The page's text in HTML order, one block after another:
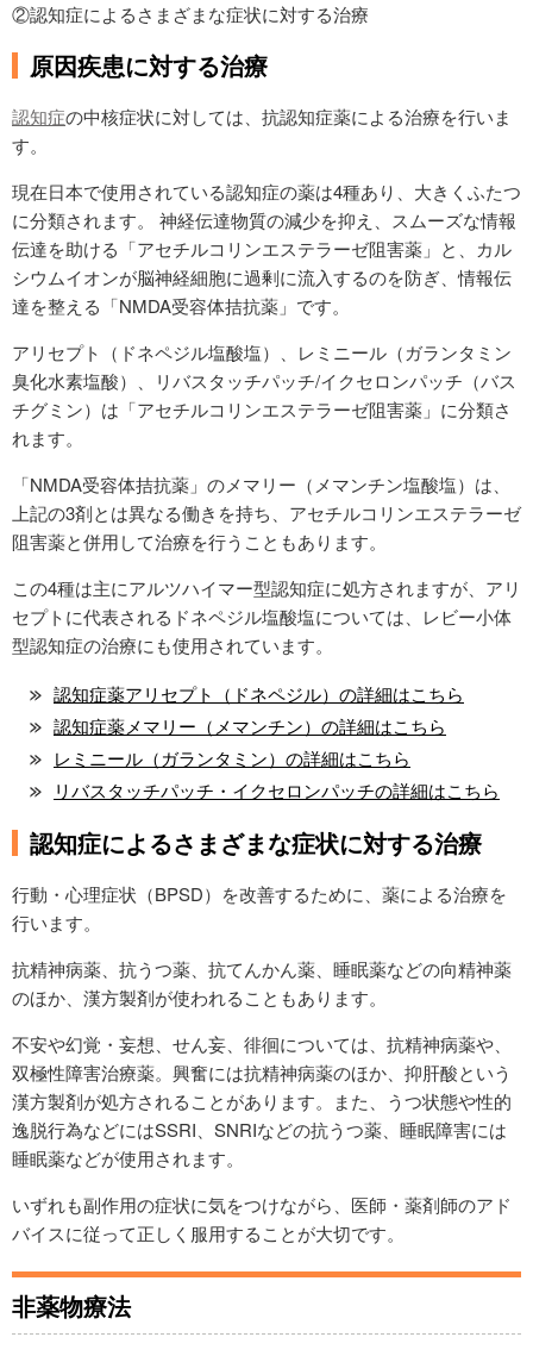
②認知症によるさまざまな症状に対する治療
原因疾患に対する治療
認知症の中核症状に対しては、抗認知症薬による治療を行いま
す。
現在日本で使用されている認知症の薬は4種あり、大きくふたつ
に分類されます。 神経伝達物質の減少を抑え、スムーズな情報
伝達を助ける「アセチルコリンエステラーゼ阻害薬」と、カル
シウムイオンが脳神経細胞に過剰に流入するのを防ぎ、情報伝
達を整える「NMDA受容体拮抗薬」です。
アリセプト（ドネペジル塩酸塩）、レミニール（ガランタミン
臭化水素塩酸）、リバスタッチパッチ/イクセロンパッチ（バス
チグミン）は「アセチルコリンエステラーゼ阻害薬」に分類さ
れます。
「NMDA受容体拮抗薬」のメマリー（メマンチン塩酸塩）は、
上記の3剤とは異なる働きを持ち、アセチルコリンエステラーゼ
阻害薬と併用して治療を行うこともあります。
この4種は主にアルツハイマー型認知症に処方されますが、アリ
セプトに代表されるドネペジル塩酸塩については、レビー小体
型認知症の治療にも使用されています。
認知症薬アリセプト（ドネペジル）の詳細はこちら
認知症薬メマリー（メマンチン）の詳細はこちら
レミニール（ガランタミン）の詳細はこちら
リバスタッチパッチ・イクセロンパッチの詳細はこちら
認知症によるさまざまな症状に対する治療
行動・心理症状（BPSD）を改善するために、薬による治療を
行います。
抗精神病薬、抗うつ薬、抗てんかん薬、睡眠薬などの向精神薬
のほか、漢方製剤が使われることもあります。
不安や幻覚・妄想、せん妄、徘徊については、抗精神病薬や、
双極性障害治療薬。興奮には抗精神病薬のほか、抑肝酸という
漢方製剤が処方されることがあります。また、うつ状態や性的
逸脱行為などにはSSRI、SNRIなどの抗うつ薬、睡眠障害には
睡眠薬などが使用されます。
いずれも副作用の症状に気をつけながら、医師・薬剤師のアド
バイスに従って正しく服用することが大切です。
非薬物療法